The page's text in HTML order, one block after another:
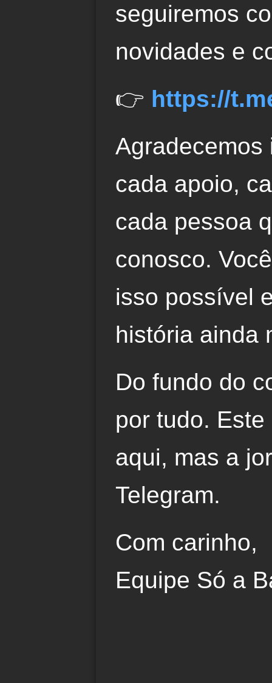
seguiremos
novidades e
👉 https://
Agradecemos
cada apoio,
cada pessoa
conosco.
isso possível
história ainda
Do fundo do
por tudo.
aqui, mas a
Telegram.
Com carinho,
Equipe Só a